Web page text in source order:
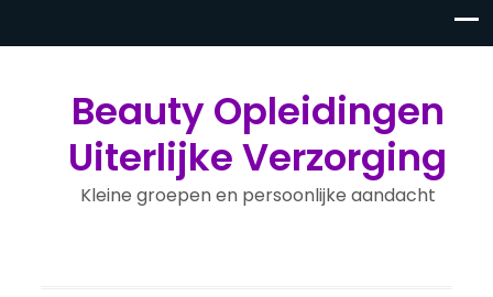
Beauty Opleidingen
Uiterlijke Verzorging
Kleine groepen en persoonlijke aandacht